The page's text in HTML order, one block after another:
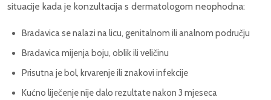
situacije kada je konzultacija s dermatologom neophodna:
Bradavica se nalazi na licu, genitalnom ili analnom području
Bradavica mijenja boju, oblik ili veličinu
Prisutna je bol, krvarenje ili znakovi infekcije
Kućno liječenje nije dalo rezultate nakon 3 mjeseca